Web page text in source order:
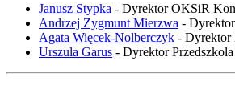
Janusz Stypka - Dyrektor OKSiR
Andrzej Zygmunt Mierzwa -
Agata Więcek-Nolberczyk - Dyrektor
Urszula Garus - Dyrektor